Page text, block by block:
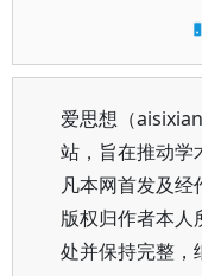
爱思想（
站，旨在推动学
凡本网首发及经
版权归作者本人
处并保持完整，